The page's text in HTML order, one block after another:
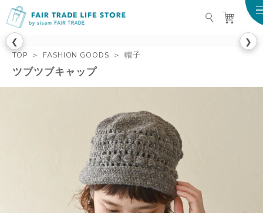
FAIR TRADE LIFE
❮ ❯
TOP FASHION GOODS 帽子
ツブツブキャップ